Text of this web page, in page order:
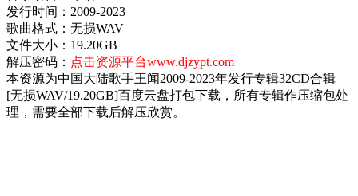
发行时间：2009-2023
歌曲格式：无损WAV
文件大小：19.20GB
解压密码： 点击资源平台www.djzypt.com
本资源为中国大陆歌手王闻2009-2023年发行专辑32CD合辑
[无损WAV/19.20GB]百度云盘打包下载，所有专辑作压缩包处
理，需要全部下载后解压欣赏。